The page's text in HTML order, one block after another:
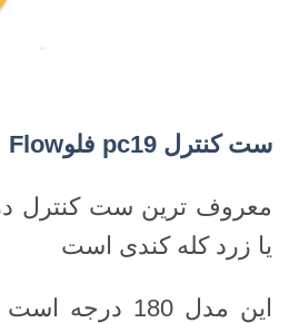
ست کنترل فلوFlow
یا زرد کله کندی است
این مدل 180